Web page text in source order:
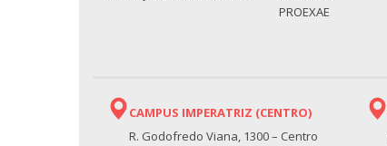
PROEXAE
CAMPUS IMPERATRIZ (CENTRO)
R. Godofredo Viana, 1300 – Centro